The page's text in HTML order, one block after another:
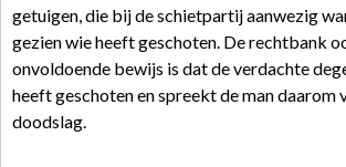
getuigen, die bij de schietpartij aanwezig
gezien wie heeft geschoten. De rechtbank
onvoldoende bewijs is dat de verdachte
heeft geschoten en spreekt de man daarom
doodslag.